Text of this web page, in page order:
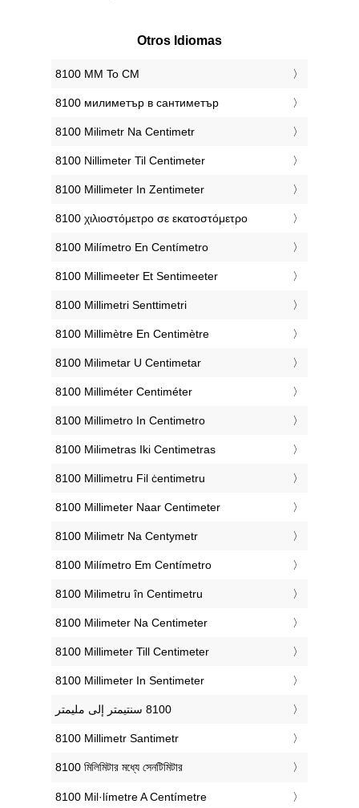
Otros Idiomas
‎8100 MM To CM
‎8100 милиметър в сантиметър
‎8100 Milimetr Na Centimetr
‎8100 Nillimeter Til Centimeter
‎8100 Millimeter In Zentimeter
‎8100 χιλιοστόμετρο σε εκατοστόμετρο
‎8100 Milímetro En Centímetro
‎8100 Millimeeter Et Sentimeeter
‎8100 Millimetri Senttimetri
‎8100 Millimètre En Centimètre
‎8100 Milimetar U Centimetar
‎8100 Milliméter Centiméter
‎8100 Millimetro In Centimetro
‎8100 Milimetras Iki Centimetras
‎8100 Millimetru Fil ċentimetru
‎8100 Millimeter Naar Centimeter
‎8100 Milimetr Na Centymetr
‎8100 Milímetro Em Centímetro
‎8100 Milimetru în Centimetru
‎8100 Milimeter Na Centimeter
‎8100 Millimeter Till Centimeter
‎8100 Millimeter In Sentimeter
‎8100 Millimetr Santimetr
‎8100 মিলিমিটার মধ্যে সেনটিমিটার
‎8100 Mil·límetre A Centímetre